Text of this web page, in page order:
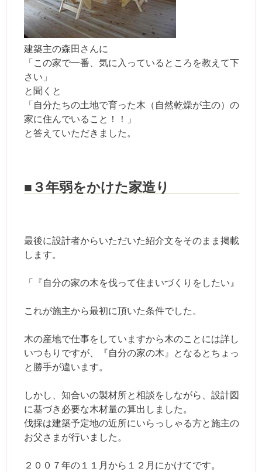
建築主の森田さんに
「この家で一番、気に入っているところを教えて下
さい」
と聞くと
「自分たちの土地で育った木（自然乾燥が主の）の
家に住んでいること！！」
と答えていただきました。
■３年弱をかけた家造り
最後に設計者からいただいた紹介文をそのまま掲載
します。
「『自分の家の木を伐って住まいづくりをしたい』
これが施主から最初に頂いた条件でした。
木の産地で仕事をしていますから木のことには詳し
いつもりですが、『自分の家の木』となるとちょっ
と勝手が違います。
しかし、知合いの製材所と相談をしながら、設計図
に基づき必要な木材量の算出しました。
伐採は建築予定地の近所にいらっしゃる方と施主の
お父さまが行いました。
２００７年の１１月から１２月にかけてです。